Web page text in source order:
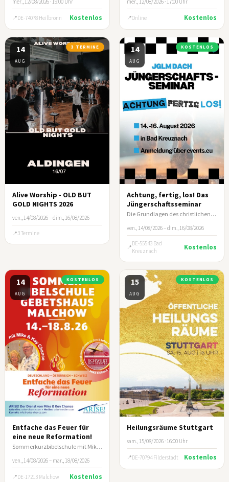
mer., 12/08/2026 · 19:00 Uhr
DE-74078 Heilbronn Kostenlos
mer., 12/08/2026 · 17:00 Uhr
Online Kostenlos
14
AUG
3 TERMINE
Alive Worship - OLD BUT
GOLD NIGHTS 2026
ven., 14/08/2026 –dim., 16/08/2026
3 Termine
14
AUG
KOSTENLOS
Achtung, fertig, los! Das
Jüngerschaftsseminar
Die Grundlagen des christlichen Lebens und wie du andere darin anleitest.
ven., 14/08/2026 – dim., 16/08/2026
DE-55543 Bad
Kreuznach
Kostenlos
14
AUG
KOSTENLOS
Entfache das Feuer für
eine neue Reformation!
Sommerkurzbibelschule mit Mike & Kay Chance
ven., 14/08/2026 – mar., 18/08/2026
DE-17213 Malchow Kostenlos
15
AUG
KOSTENLOS
Heilungsräume Stuttgart
sam., 15/08/2026 · 16:00 Uhr
DE-70794 Filderstadt Kostenlos